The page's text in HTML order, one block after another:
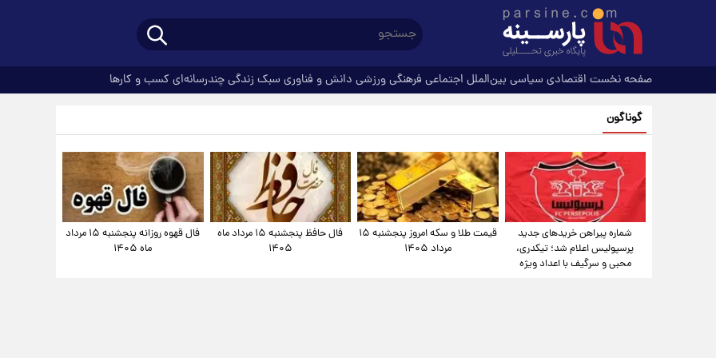
صفحه نخست اقتصادی سیاسی بین‌الملل اجتماعی فرهنگیورزشی دانش و فناوری سبک زندگیچندرسانه‌ای کسب و کارها
گوناگون
شماره پیراهن خریدهای جدید
پرسپولیس اعلام شد؛ تیکدری،
محبی و سرگیف با اعداد ویژه
قیمت طلا و سکه امروز پنجشنبه ۱۵
مرداد ۱۴۰۵
فال حافظ پنجشنبه ۱۵ مرداد ماه
۱۴۰۵
فال قهوه روزانه پنجشنبه ۱۵ مرداد
ماه ۱۴۰۵